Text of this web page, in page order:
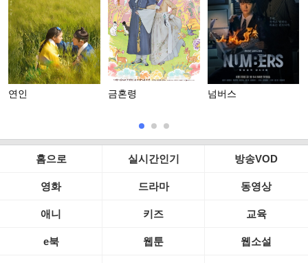
연인 금혼령 넘버스
홈으로 실시간인기 방송VOD
영화 드라마 동영상
애니 키즈 교육
e북 웹툰 웹소설